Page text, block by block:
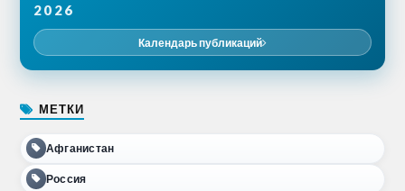
2026
Календарь публикаций
МЕТКИ
Афганистан
Россия